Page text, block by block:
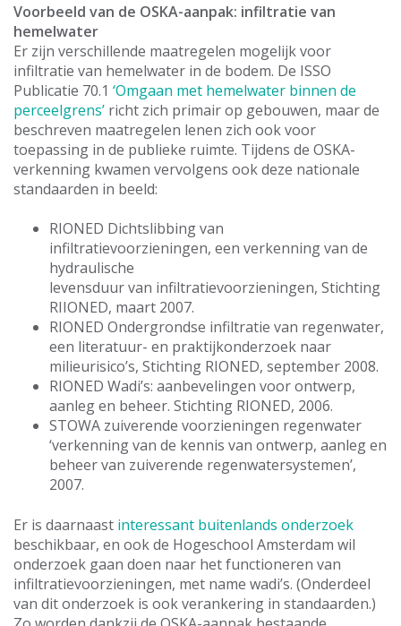
Voorbeeld van de OSKA-aanpak: infiltratie van
hemelwater
Er zijn verschillende maatregelen mogelijk voor
infiltratie van hemelwater in de bodem. De ISSO
Publicatie 70.1 ‘Omgaan met hemelwater binnen de
perceelgrens’ richt zich primair op gebouwen, maar de
beschreven maatregelen lenen zich ook voor
toepassing in de publieke ruimte. Tijdens de OSKA-
verkenning kwamen vervolgens ook deze nationale
standaarden in beeld:
RIONED Dichtslibbing van
infiltratievoorzieningen, een verkenning van de
hydraulische
levensduur van infiltratievoorzieningen, Stichting
RIIONED, maart 2007.
RIONED Ondergrondse infiltratie van regenwater,
een literatuur- en praktijkonderzoek naar
milieurisico’s, Stichting RIONED, september 2008.
RIONED Wadi’s: aanbevelingen voor ontwerp,
aanleg en beheer. Stichting RIONED, 2006.
STOWA zuiverende voorzieningen regenwater
‘verkenning van de kennis van ontwerp, aanleg en
beheer van zuiverende regenwatersystemen’,
2007.
Er is daarnaast interessant buitenlands onderzoek
beschikbaar, en ook de Hogeschool Amsterdam wil
onderzoek gaan doen naar het functioneren van
infiltratievoorzieningen, met name wadi’s. (Onderdeel
van dit onderzoek is ook verankering in standaarden.)